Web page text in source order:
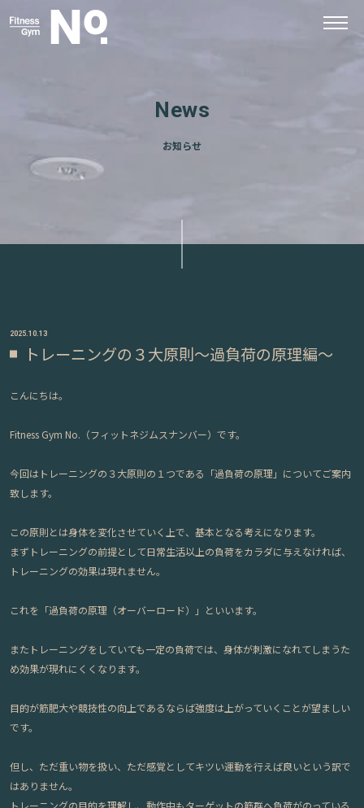
News
お知らせ
2025.10.13
トレーニングの３大原則〜過負荷の原理編〜
こんにちは。
Fitness Gym No.（フィットネジムスナンバー）です。
今回はトレーニングの３大原則の１つである「過負荷の原理」についてご案内
致します。
この原則とは身体を変化させていく上で、基本となる考えになります。
まずトレーニングの前提として日常生活以上の負荷をカラダに与えなければ、
トレーニングの効果は現れません。
これを「過負荷の原理（オーバーロード）」といいます。
またトレーニングをしていても一定の負荷では、身体が刺激になれてしまうた
め効果が現れにくくなります。
目的が筋肥大や競技性の向上であるならば強度は上がっていくことが望ましい
です。
但し、ただ重い物を扱い、ただ感覚としてキツい運動を行えば良いという訳で
はありません。
トレーニングの目的を理解し、動作中もターゲットの筋群へ負荷がのっている